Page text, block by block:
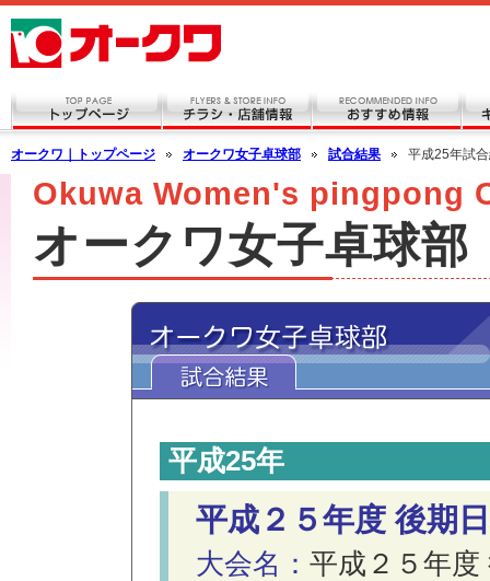
オークワ｜トップページ オークワ女子卓球部 試合結果 平成25年試
Okuwa Women's pingpong
オークワ女子卓球部
平成25年
平成２５年度 後期
大会名： 平成２５年